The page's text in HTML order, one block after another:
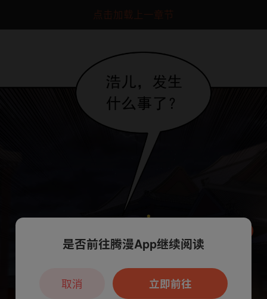
点击加载上一章节
本章节仅支持App阅读，可打开App新用
户7天免费看
是否前往腾漫App继续阅读
立即前往
取消